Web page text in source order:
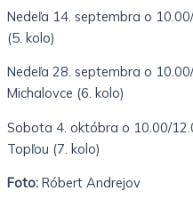
Nedeľa 14. septembra o
(5. kolo)
Nedeľa 28. septembra o
Michalovce (6. kolo)
Sobota 4. októbra o 10.00/
Topľou (7. kolo)
Foto: Róbert Andrejov